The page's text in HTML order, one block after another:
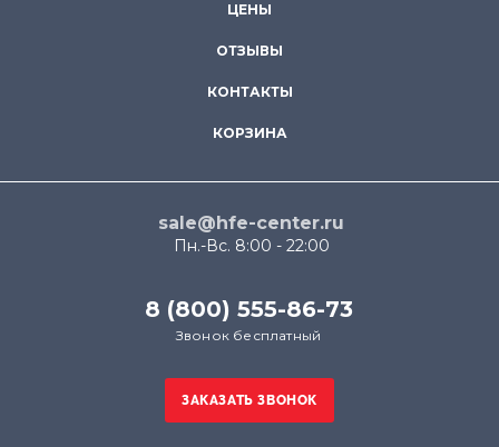
ЦЕНЫ
ОТЗЫВЫ
КОНТАКТЫ
КОРЗИНА
sale@hfe-center.ru
Пн.-Вс. 8:00 - 22:00
8 (800) 555-86-73
Звонок бесплатный